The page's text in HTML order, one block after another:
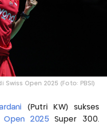
Swiss Open 2025 (Foto: PBSI)
(Putri KW) sukses
Open 2025Super 300.